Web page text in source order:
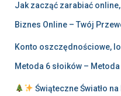
Jak zacząć zarabiać
Biznes Online – Twój
Konto oszczędnościowe,
Metoda 6 słoików –
Świąteczne Światło